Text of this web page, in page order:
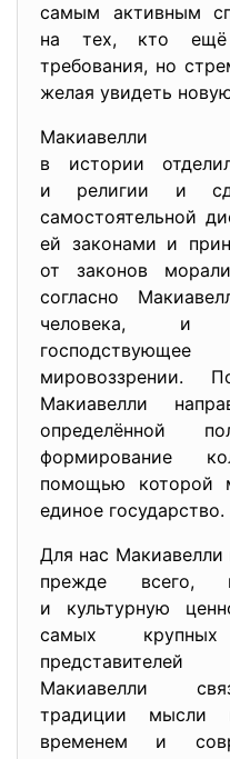
самым активным
на тех, кто
требования, но
желая увидеть
в истории
и религии и
самостоятельной
ей законами и
от законов
согласно
человека, и
мировоззрении.
Макиавелли
определённой
формирование
помощью которой
единое государство.
Для нас
прежде всего,
и культурную
самых
Макиавелли
традиции
временем и